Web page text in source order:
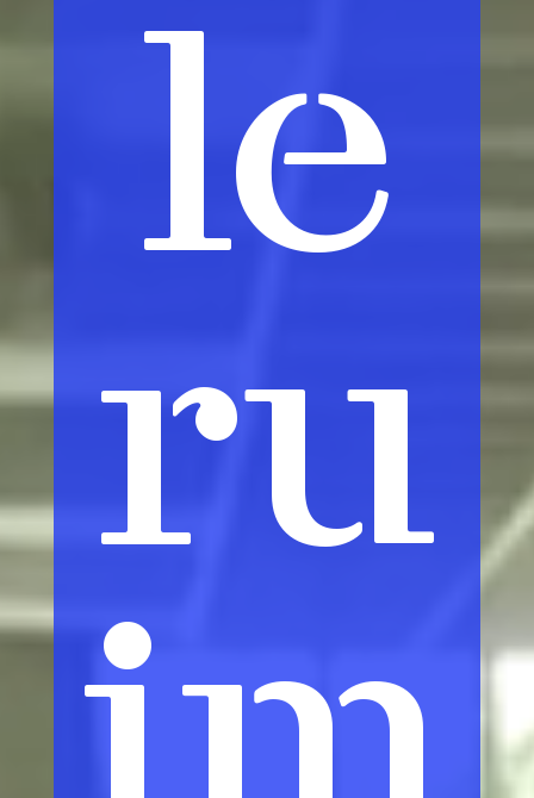
le
ru